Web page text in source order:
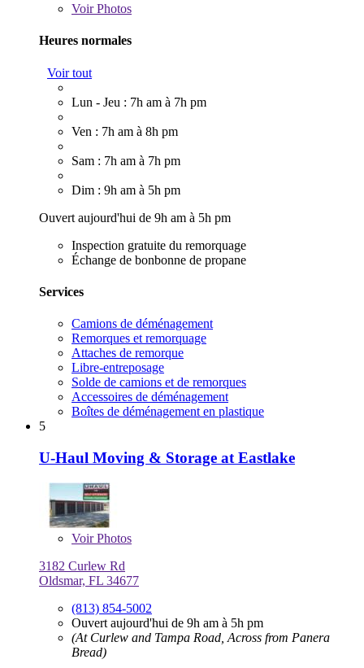
VoirPhotos
Heures normales
Voir tout
Lun - Jeu : 7h am à 7h pm
Ven : 7h am à 8h pm
Sam : 7h am à 7h pm
Dim : 9h am à 5h pm
Ouvert aujourd'hui de 9h am à 5h pm
Inspection gratuite du remorquage
Échange de bonbonne de propane
Services
Camions de déménagement
Remorques et remorquage
Attaches de remorque
Libre-entreposage
Solde de camions et de remorques
Accessoires de déménagement
Boîtes de déménagement en plastique
5
U-Haul Moving & Storage at Eastlake
VoirPhotos
3182 Curlew Rd
Oldsmar, FL 34677
(813) 854-5002
Ouvert aujourd'hui de 9h am à 5h pm
(At Curlew and Tampa Road, Across from Panera
Bread)